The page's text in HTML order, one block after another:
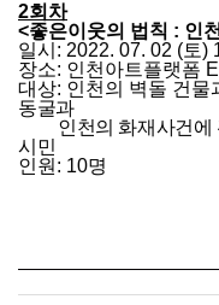
2회차
<좋은이웃의 법칙 : 인
일시: 2022. 07. 02 (토)
장소: 인천아트플랫폼
동굴과
인천의 화재사건에
시민
인원: 10명